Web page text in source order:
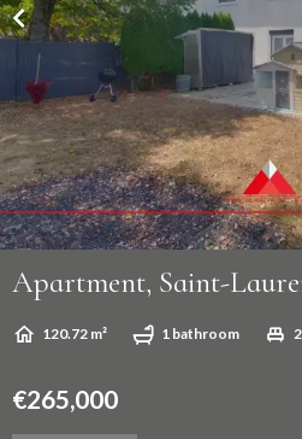
Apartment, Saint-
120.72 m² 1 bathroom
€265,000